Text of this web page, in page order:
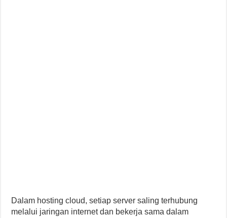
Dalam hosting cloud, setiap server saling terhubung
melalui jaringan internet dan bekerja sama dalam